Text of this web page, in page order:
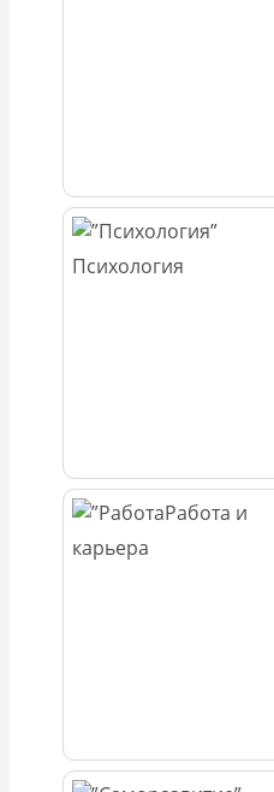
Психология
Работа и
карьера